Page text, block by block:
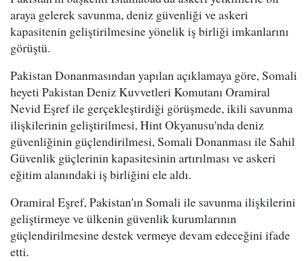
araya gelerek savunma, deniz güvenliği ve askeri
kapasitenin geliştirilmesine yönelik iş birliği imkanlarını
görüştü.
Pakistan Donanmasından yapılan açıklamaya göre, Somali
heyeti Pakistan Deniz Kuvvetleri Komutanı Oramiral
Nevid Eşref ile gerçekleştirdiği görüşmede, ikili savunma
ilişkilerinin geliştirilmesi, Hint Okyanusu'nda deniz
güvenliğinin güçlendirilmesi, Somali Donanması ile Sahil
Güvenlik güçlerinin kapasitesinin artırılması ve askeri
eğitim alanındaki iş birliğini ele aldı.
Oramiral Eşref, Pakistan'ın Somali ile savunma ilişkilerini
geliştirmeye ve ülkenin güvenlik kurumlarının
güçlendirilmesine destek vermeye devam edeceğini ifade
etti.